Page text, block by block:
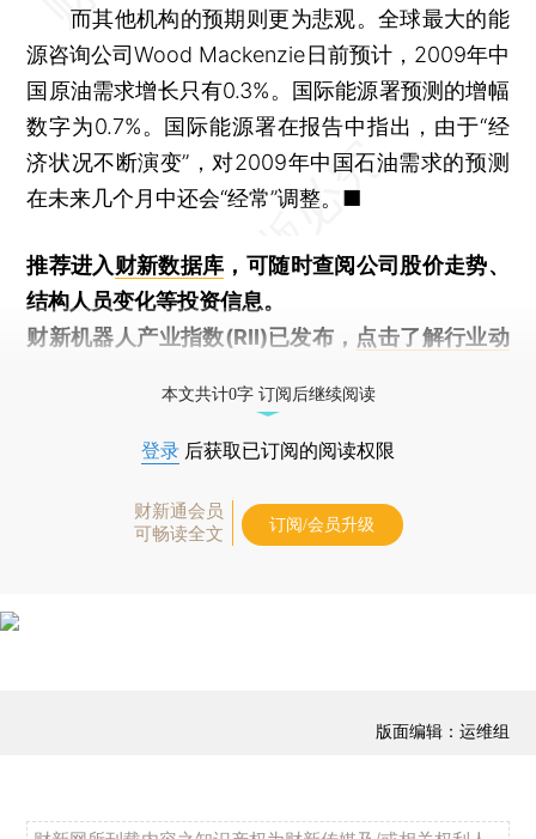
而其他机构的预期则更为悲观。全球最大的能
源咨询公司Wood Mackenzie日前预计，2009年中
国原油需求增长只有0.3%。国际能源署预测的增幅
数字为0.7%。国际能源署在报告中指出，由于“经
济状况不断演变”，对2009年中国石油需求的预测
在未来几个月中还会“经常”调整。■
推荐进入财新数据库 ，可随时查阅公司股价走势、
结构人员变化等投资信息。
财新机器人产业指数(RII)已发布， 点击了解行业动
本文共计0字 订阅后继续阅读
登录 后获取已订阅的阅读权限
财新通会员
可畅读全文
订阅/会员升级
版面编辑：运维组